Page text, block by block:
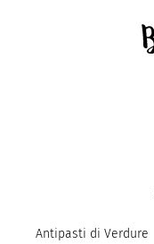
Antipasti di Verdure